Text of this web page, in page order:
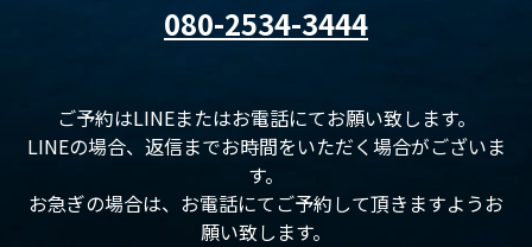
080-2534-3444
ご予約はLINEまたはお電話にてお願い致します。
LINEの場合、返信までお時間をいただく場合がございま
す。
お急ぎの場合は、お電話にてご予約して頂きますようお
願い致します。